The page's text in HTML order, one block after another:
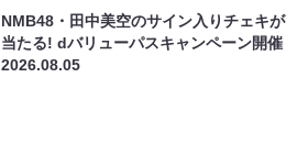
NMB48・田中美空のサイン入りチェキが
当たる! dバリューパスキャンペーン開催
2026.08.05